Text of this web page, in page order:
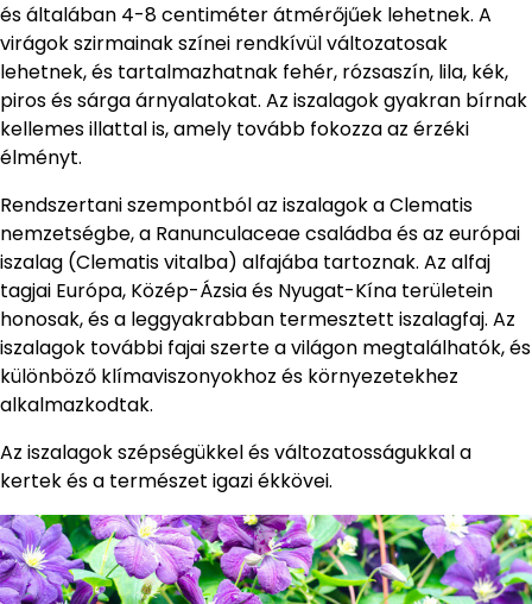
és általában 4-8 centiméter átmérőjűek lehetnek. A
virágok szirmainak színei rendkívül változatosak
lehetnek, és tartalmazhatnak fehér, rózsaszín, lila, kék,
piros és sárga árnyalatokat. Az iszalagok gyakran bírnak
kellemes illattal is, amely tovább fokozza az érzéki
élményt.
Rendszertani szempontból az iszalagok a Clematis
nemzetségbe, a Ranunculaceae családba és az európai
iszalag (Clematis vitalba) alfajába tartoznak. Az alfaj
tagjai Európa, Közép-Ázsia és Nyugat-Kína területein
honosak, és a leggyakrabban termesztett iszalagfaj. Az
iszalagok további fajai szerte a világon megtalálhatók, és
különböző klímaviszonyokhoz és környezetekhez
alkalmazkodtak.
Az iszalagok szépségükkel és változatosságukkal a
kertek és a természet igazi ékkövei.